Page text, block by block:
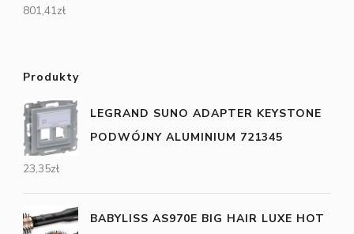
801,41zł
Produkty
LEGRAND SUNO ADAPTER KEYSTONE
PODWÓJNY ALUMINIUM 721345
23,35zł
BABYLISS AS970E BIG HAIR LUXE HOT